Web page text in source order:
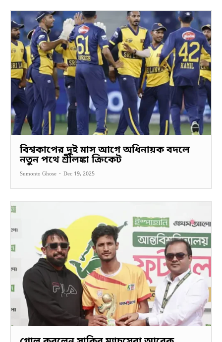
বিশ্বকাপের দুই মাস আগে অধিনায়ক বদলে
নতুন পথে শ্রীলঙ্কা ক্রিকেট
Sumonto Ghose - Dec 19, 2025